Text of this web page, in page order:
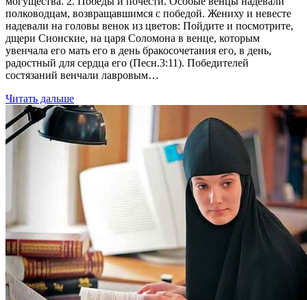
полководцам, возвращавшимся с победой. Жениху и невесте
надевали на головы венок из цветов: Пойдите и посмотрите,
дщери Сионские, на царя Соломона в венце, которым
увенчала его мать его в день бракосочетания его, в день,
радостный для сердца его (Песн.3:11). Победителей
состязаний венчали лавровым…
Читать дальше